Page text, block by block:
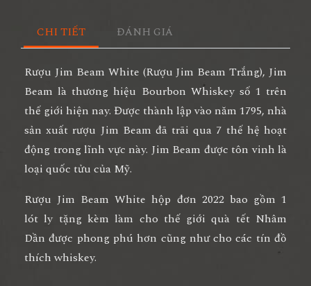
CHI TIẾT ĐÁNH GIÁ
Rượu Jim Beam White (Rượu Jim Beam Trắng), Jim
Beam là thương hiệu Bourbon Whiskey số 1 trên
thế giới hiện nay. Được thành lập vào năm 1795, nhà
sản xuất rượu Jim Beam đã trãi qua 7 thế hệ hoạt
động trong lĩnh vực này. Jim Beam được tôn vinh là
loại quốc tửu của Mỹ.
Rượu Jim Beam White hộp đơn 2022 bao gồm 1
lót ly tặng kèm làm cho thế giới quà tết Nhâm
Dần được phong phú hơn cũng như cho các tín đồ
thích whiskey.